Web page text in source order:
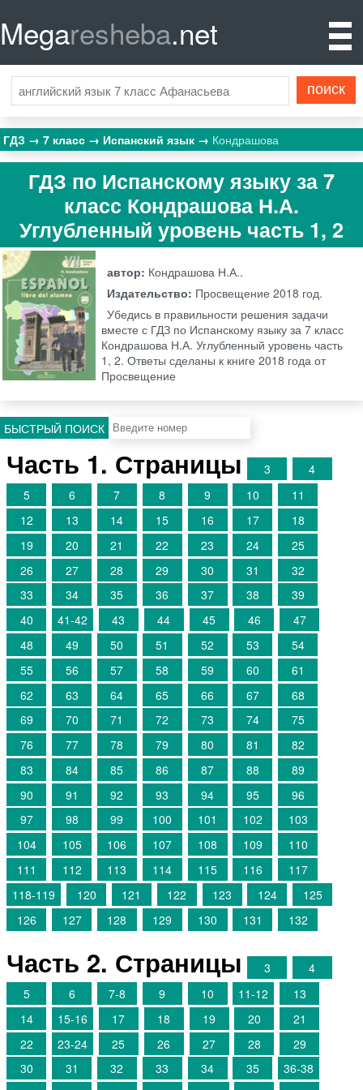
Megaresheba.net
ГДЗ 7 класс Испанский язык Кондрашова
ГДЗ по Испанскому языку за 7
класс Кондрашова Н.А.
Углубленный уровень часть 1, 2
автор: Кондрашова Н.А..
Издательство: Просвещение 2018 год.
Убедись в правильности решения задачи
вместе с ГДЗ по Испанскому языку за 7 класс
Кондрашова Н.А. Углубленный уровень часть
1, 2. Ответы сделаны к книге 2018 года от
Просвещение
БЫСТРЫЙ ПОИСК
Часть 1. Страницы 3
4
5
6 7 8 9 10
11
12
13 14 15 16 17
18
19
20 21 22 23 24
25
26
27 28 29 30 31
32
33
34 35 36 37 38
39
40
41-42 43 44 45 46
47
48
49 50 51 52 53
54
55
56 57 58 59 60
61
62
63 64 65 66 67
68
69
70 71 72 73 74
75
76
77 78 79 80 81
82
83
84 85 86 87 88
89
90
91 92 93 94 95
96
97
98 99 100 101 102
103
104
105 106 107 108 109
110
111
112 113 114 115 116
117
118-119
120 121 122 123 124
125
126
127 128 129 130 131 132
Часть 2. Страницы 3
4
5
6 7-8 9 10 11-12
13
14
15-16 17 18 19 20
21
22
23-24 25 26 27 28
29
30
31 32 33 34 35
36-38